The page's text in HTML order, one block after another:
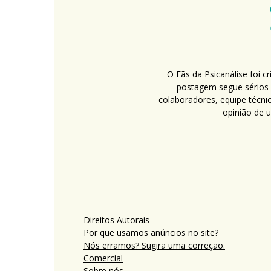
O Fãs da Psicanálise foi
postagem segue
colaboradores, equipe
opinião de
Direitos Autorais
Por que usamos anúncios no site?
Nós erramos? Sugira uma correção.
Comercial